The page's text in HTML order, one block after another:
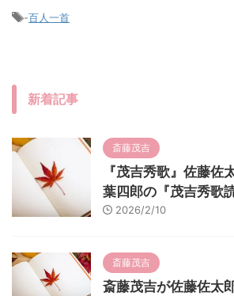
-百人一首
新着記事
斎藤茂吉
『茂吉秀歌』佐藤佐
葉四郎の『茂吉秀歌
2026/2/10
斎藤茂吉
斎藤茂吉が佐藤佐太